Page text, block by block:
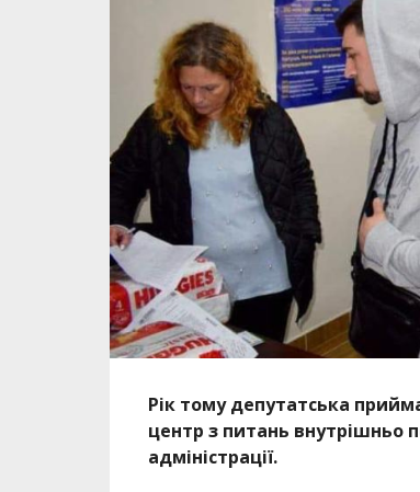
Рік тому депутатська
центр з питань внутрішньо
адміністрації.